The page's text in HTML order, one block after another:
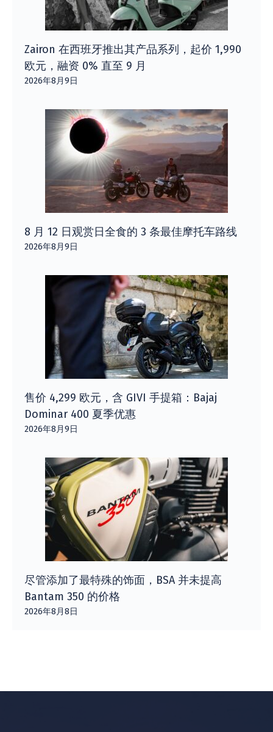
Zairon 在西班牙推出其产品系列，起价 1,990
欧元，融资 0% 直至 9 月
2026年8月9日
8 月 12 日观赏日全食的 3 条最佳摩托车路线
2026年8月9日
售价 4,299 欧元，含 GIVI 手提箱：Bajaj
Dominar 400 夏季优惠
2026年8月9日
尽管添加了最特殊的饰面，BSA 并未提高
Bantam 350 的价格
2026年8月8日